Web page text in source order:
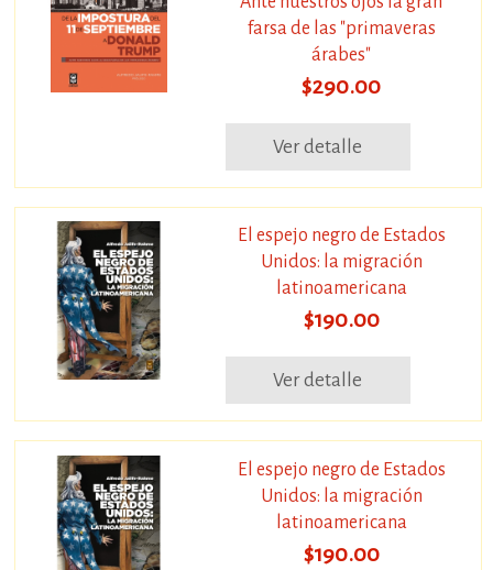
farsa de las "primaveras
árabes"
$290.00
Ver detalle
El espejo negro de Estados
Unidos: la migración
latinoamericana
$190.00
Ver detalle
El espejo negro de Estados
Unidos: la migración
latinoamericana
$190.00